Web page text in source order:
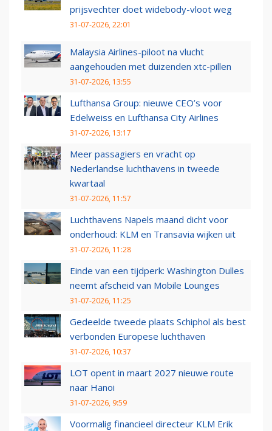
prijsvechter doet widebody-vloot weg
31-07-2026, 22:01
Malaysia Airlines-piloot na vlucht
aangehouden met duizenden xtc-pillen
31-07-2026, 13:55
Lufthansa Group: nieuwe CEO’s voor
Edelweiss en Lufthansa City Airlines
31-07-2026, 13:17
Meer passagiers en vracht op
Nederlandse luchthavens in tweede
kwartaal
31-07-2026, 11:57
Luchthavens Napels maand dicht voor
onderhoud: KLM en Transavia wijken uit
31-07-2026, 11:28
Einde van een tijdperk: Washington Dulles
neemt afscheid van Mobile Lounges
31-07-2026, 11:25
Gedeelde tweede plaats Schiphol als best
verbonden Europese luchthaven
31-07-2026, 10:37
LOT opent in maart 2027 nieuwe route
naar Hanoi
31-07-2026, 9:59
Voormalig financieel directeur KLM Erik